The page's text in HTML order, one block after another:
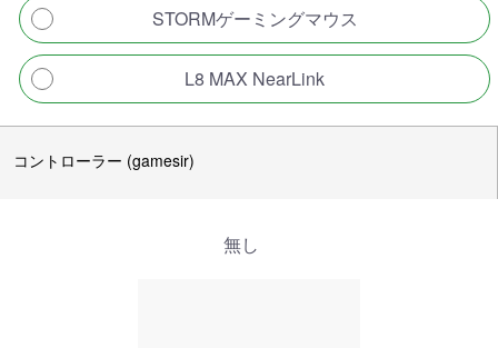
STORMゲーミングマウス
L8 MAX NearLink
コントローラー (gamesir)
無し